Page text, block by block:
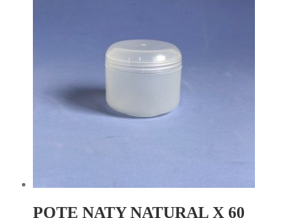
POTE NATY NATURAL X 60